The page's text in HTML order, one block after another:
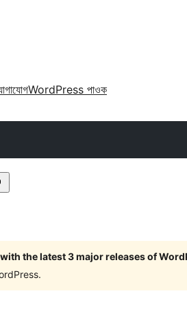
WordPress পাওক
the latest 3 major releases of